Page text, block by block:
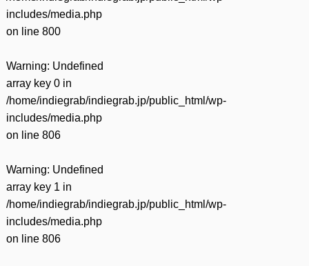
includes/media.php
on line 800
Warning: Undefined
array key 0 in
/home/indiegrab/indiegrab.jp/public_html/wp-
includes/media.php
on line 806
Warning: Undefined
array key 1 in
/home/indiegrab/indiegrab.jp/public_html/wp-
includes/media.php
on line 806